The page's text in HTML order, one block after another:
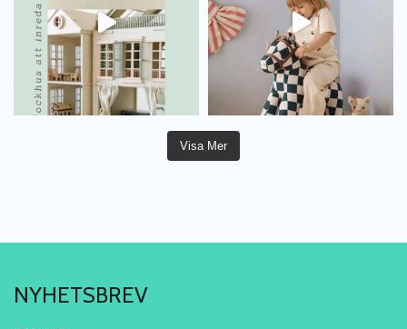
Visa Mer
NYHETSBREV